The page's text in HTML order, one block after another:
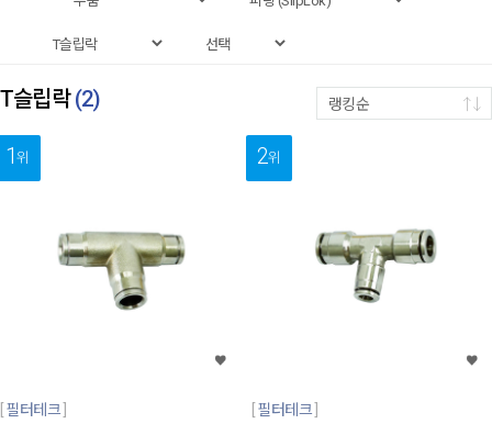
T슬립락(2) 랭킹순
1위
필터테크
2위
필터테크